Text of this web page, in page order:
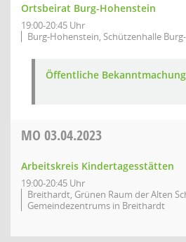
Ortsbeirat Burg-Hohenstein
19:00-20:45 Uhr
Burg-Hohenstein, Schützenhalle
Öffentliche Bekanntmachung
MO 03.04.2023
Arbeitskreis Kindertagesstätten
19:00-20:45 Uhr
Breithardt, Grünen Raum der Alten
Gemeindezentrums in Breithardt